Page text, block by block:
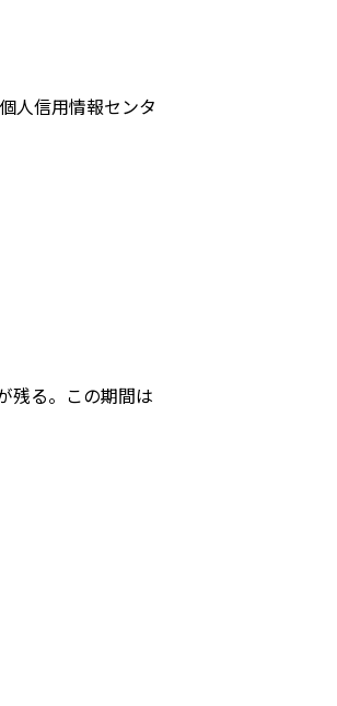
人信用情報センタ
残る。この期間は